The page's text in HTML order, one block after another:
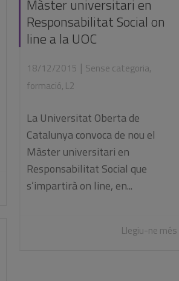
Màster universitari en
Responsabilitat Social on
line a la UOC
18/12/2015 | Sense categoria,
formació, L2
La Universitat Oberta de
Catalunya convoca de nou el
Màster universitari en
Responsabilitat Social que
s’impartirà on line, en...
Llegiu-ne més